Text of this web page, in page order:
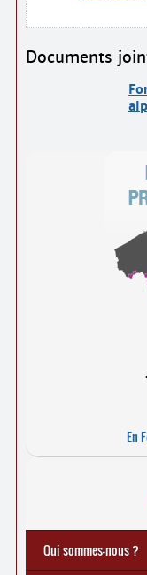
Documents
En
Qui sommes-nous ?